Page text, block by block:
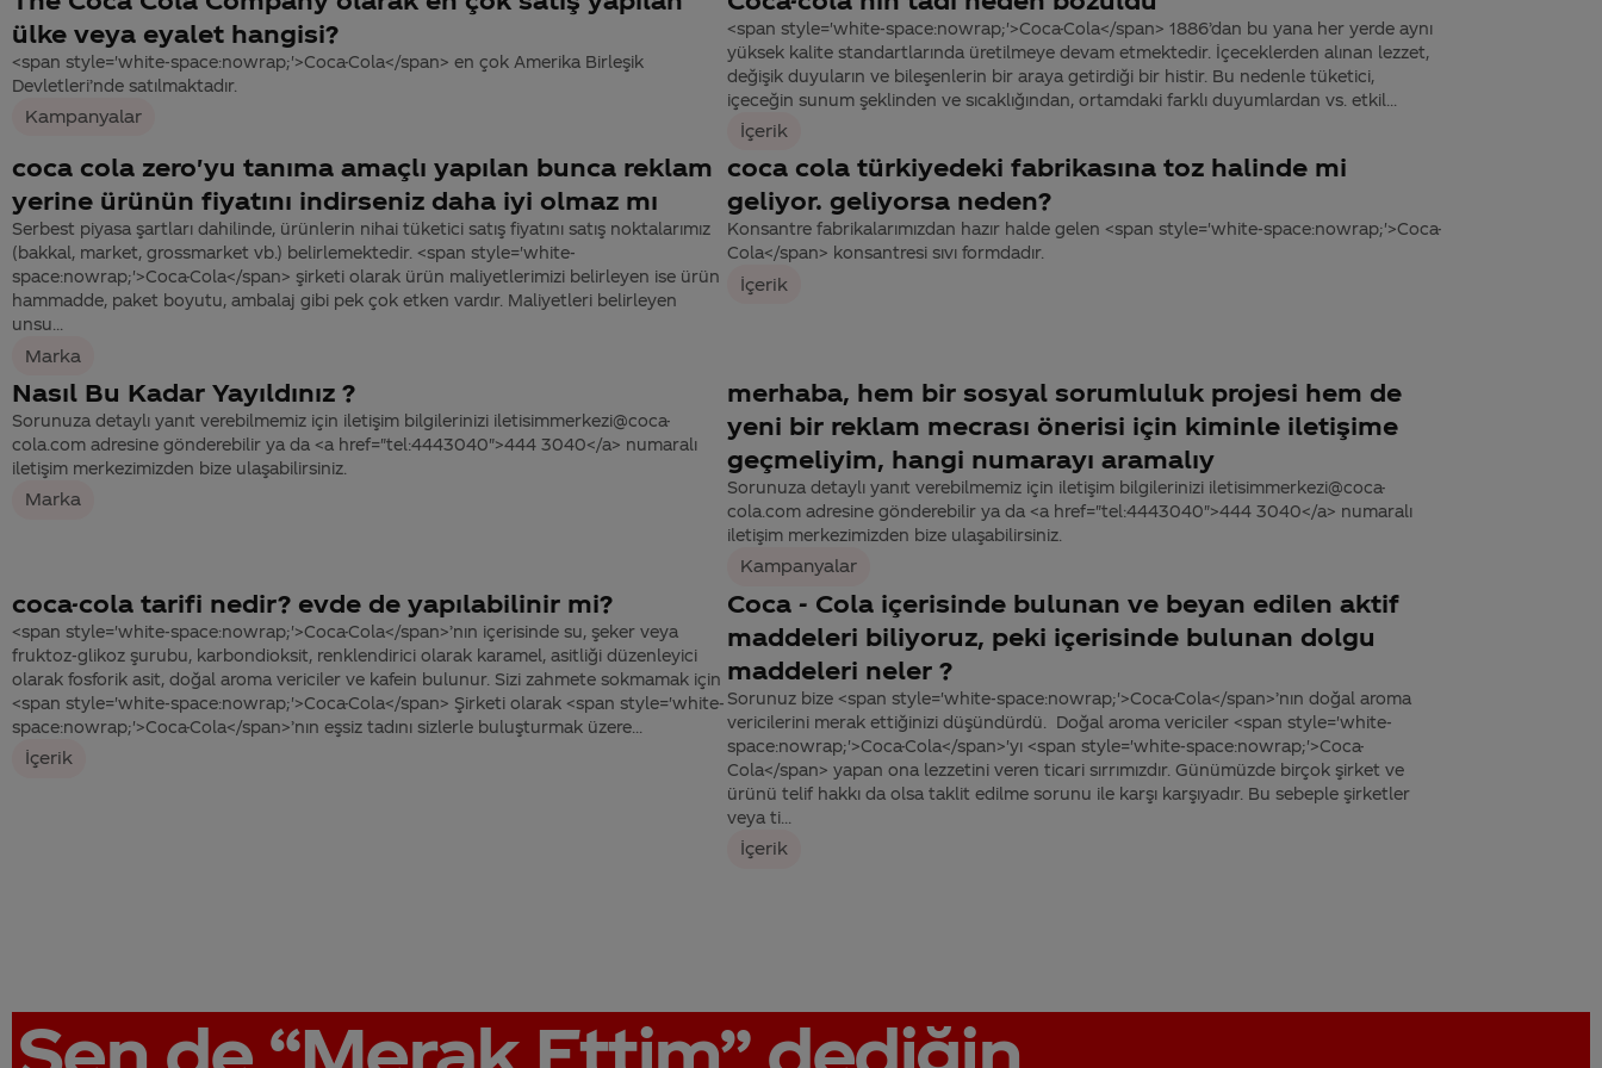
ülke veya eyalet hangisi?
<span style='white-space:nowrap;'>Coca-Cola</span> en çok Amerika Birleşik
Devletleri’nde satılmaktadır.
Kampanyalar
<span style='white-space:nowrap;'>Coca-Cola</span> 1886’dan bu yana her yerde aynı
yüksek kalite standartlarında üretilmeye devam etmektedir. İçeceklerden alınan lezzet,
değişik duyuların ve bileşenlerin bir araya getirdiği bir histir. Bu nedenle tüketici,
içeceğin sunum şeklinden ve sıcaklığından, ortamdaki farklı duyumlardan vs. etkil...
İçerik
coca cola zero'yu tanıma amaçlı yapılan bunca reklam
yerine ürünün fiyatını indirseniz daha iyi olmaz mı
Serbest piyasa şartları dahilinde, ürünlerin nihai tüketici satış fiyatını satış noktalarımız
(bakkal, market, grossmarket vb.) belirlemektedir. <span style='white-
space:nowrap;'>Coca-Cola</span> şirketi olarak ürün maliyetlerimizi belirleyen ise ürün
hammadde, paket boyutu, ambalaj gibi pek çok etken vardır. Maliyetleri belirleyen
unsu...
Marka
coca cola türkiyedeki fabrikasına toz halinde mi
geliyor. geliyorsa neden?
Konsantre fabrikalarımızdan hazır halde gelen <span style='white-space:nowrap;'>Coca-
Cola</span> konsantresi sıvı formdadır.
İçerik
Nasıl Bu Kadar Yayıldınız ?
Sorunuza detaylı yanıt verebilmemiz için iletişim bilgilerinizi iletisimmerkezi@coca-
cola.com adresine gönderebilir ya da <a href="tel:4443040">444 3040</a> numaralı
iletişim merkezimizden bize ulaşabilirsiniz.
Marka
merhaba, hem bir sosyal sorumluluk projesi hem de
yeni bir reklam mecrası önerisi için kiminle iletişime
geçmeliyim, hangi numarayı aramalıy
Sorunuza detaylı yanıt verebilmemiz için iletişim bilgilerinizi iletisimmerkezi@coca-
cola.com adresine gönderebilir ya da <a href="tel:4443040">444 3040</a> numaralı
iletişim merkezimizden bize ulaşabilirsiniz.
Kampanyalar
coca-cola tarifi nedir? evde de yapılabilinir mi?
<span style='white-space:nowrap;'>Coca-Cola</span>’nın içerisinde su, şeker veya
fruktoz-glikoz şurubu, karbondioksit, renklendirici olarak karamel, asitliği düzenleyici
olarak fosforik asit, doğal aroma vericiler ve kafein bulunur. Sizi zahmete sokmamak için
<span style='white-space:nowrap;'>Coca-Cola</span> Şirketi olarak <span style='white-
space:nowrap;'>Coca-Cola</span>’nın eşsiz tadını sizlerle buluşturmak üzere...
İçerik
Coca - Cola içerisinde bulunan ve beyan edilen aktif
maddeleri biliyoruz, peki içerisinde bulunan dolgu
maddeleri neler ?
Sorunuz bize <span style='white-space:nowrap;'>Coca-Cola</span>’nın doğal aroma
vericilerini merak ettiğinizi düşündürdü. Doğal aroma vericiler <span style='white-
space:nowrap;'>Coca-Cola</span>'yı <span style='white-space:nowrap;'>Coca-
Cola</span> yapan ona lezzetini veren ticari sırrımızdır. Günümüzde birçok şirket ve
ürünü telif hakkı da olsa taklit edilme sorunu ile karşı karşıyadır. Bu sebeple şirketler
veya ti...
İçerik
Sen de “Merak Ettim”dediğin